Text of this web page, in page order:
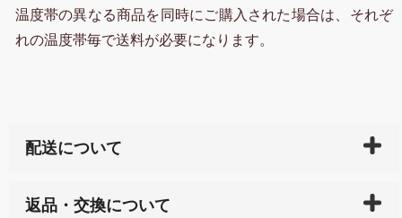
温度帯の異なる商品を同時にご購入された場合は、それぞ
れの温度帯毎で送料が必要になります。
配送について
天ペイ」の方はご注文受付後）、 長崎県下全域に点在
返品・交換について